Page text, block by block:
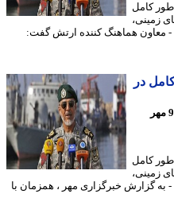
کامل
هماهنگ کننده ارتش گفت:
در
مهر
کامل
خبرگزاری مهر ، همزمان با